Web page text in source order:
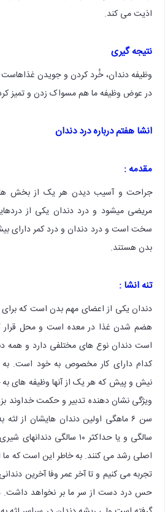
اذیت می کند.
نتیجه گیری
وظیفه دندان، خُرد کردن و جویدن غذاهاست
در عوض وظیفه ما هم مسواک زدن و تمیز
انشا هفتم درباره درد دندان
مقدمه :
جراحت و آسیب دیدن هر یک از بخش
مریضی میشود و درد دندان یکی از
سخت است و درد دندان و درد کمر دارای
بدن هستند.
تنه انشا :
دندان یکی از اعضای مهم بدن است که
هضم شدن غذا در معده است و محل قرار
است دندان نوع های مختلفی دارد و همه
کدام دارای کار مخصوص به خود است. به
نیش و پیش که هر یک از آنها وظیفه های
ویژگی نشان دهنده تدبیر و حکمت خداوند
سالگی و یا حداکثر ۱۰ سالگی
تجربه می کنیم و تا آخر عمر وفا آخرین
حس درد دست از سر ما بر نخواهد داشت.